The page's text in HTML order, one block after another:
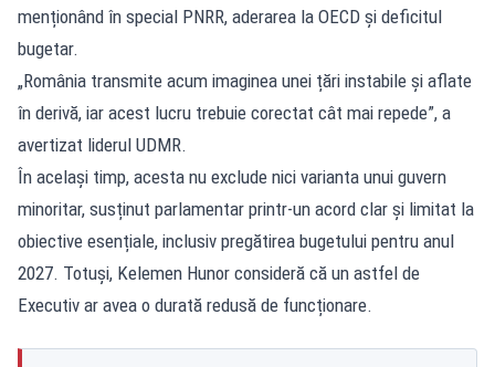
menționând în special PNRR, aderarea la OECD și deficitul
bugetar.
„România transmite acum imaginea unei țări instabile și aflate
în derivă, iar acest lucru trebuie corectat cât mai repede”, a
avertizat liderul UDMR.
În același timp, acesta nu exclude nici varianta unui guvern
minoritar, susținut parlamentar printr-un acord clar și limitat la
obiective esențiale, inclusiv pregătirea bugetului pentru anul
2027. Totuși, Kelemen Hunor consideră că un astfel de
Executiv ar avea o durată redusă de funcționare.